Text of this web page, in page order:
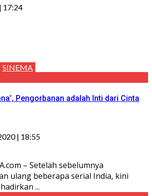
17:24
SINEMA
Pengorbanan adalah Inti dari Cinta
| 18:55
– Setelah sebelumnya
ulang beberapa serial India, kini
...